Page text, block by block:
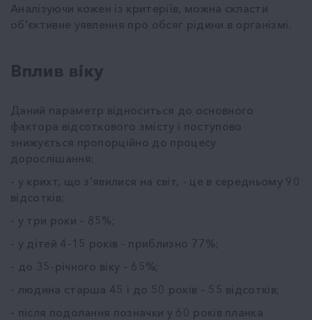
Аналізуючи кожен із критеріїв, можна скласти
об'єктивне уявлення про обсяг рідини в організмі.
Вплив віку
Даний параметр відноситься до основного
фактора відсоткового змісту і поступово
знижується пропорційно до процесу
дорослішання:
- у крихт, що з'явилися на світ, - це в середньому 90
відсотків;
- у три роки – 85%;
- у дітей 4-15 років - приблизно 77%;
- до 35-річного віку – 65%;
- людина старша 45 і до 50 років – 55 відсотків;
- після подолання позначки у 60 років планка